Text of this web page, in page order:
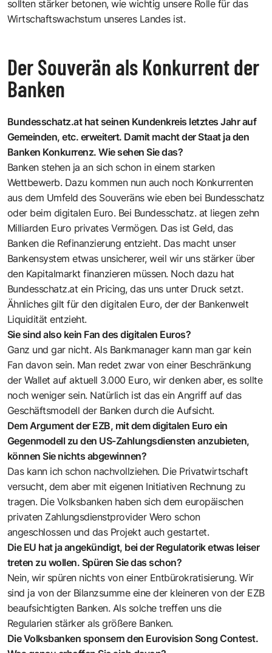
sollten stärker betonen, wie wichtig unsere Rolle für das
Wirtschaftswachstum unseres Landes ist.
Der Souverän als Konkurrent der
Banken
Bundesschatz.at hat seinen Kundenkreis letztes Jahr auf
Gemeinden, etc. erweitert. Damit macht der Staat ja den
Banken Konkurrenz. Wie sehen Sie das?
Banken stehen ja an sich schon in einem starken
Wettbewerb. Dazu kommen nun auch noch Konkurrenten
aus dem Umfeld des Souveräns wie eben bei Bundesschatz
oder beim digitalen Euro. Bei Bundesschatz. at liegen zehn
Milliarden Euro privates Vermögen. Das ist Geld, das
Banken die Refinanzierung entzieht. Das macht unser
Bankensystem etwas unsicherer, weil wir uns stärker über
den Kapitalmarkt finanzieren müssen. Noch dazu hat
Bundesschatz.at ein Pricing, das uns unter Druck setzt.
Ähnliches gilt für den digitalen Euro, der der Bankenwelt
Liqui­dität entzieht.
Sie sind also kein Fan des digitalen Euros?
Ganz und gar nicht. Als Bankmanager kann man gar kein
Fan davon sein. Man redet zwar von einer Beschränkung
der Wallet auf aktuell 3.000 Euro, wir denken aber, es sollte
noch weniger sein. Natürlich ist das ein Angriff auf das
Geschäftsmodell der Banken durch die Aufsicht.
Dem Argument der EZB, mit dem digitalen Euro ein
Gegenmodell zu den US-Zahlungsdiensten anzubieten,
können Sie nichts abgewinnen?
Das kann ich schon nachvollziehen. Die Privatwirtschaft
versucht, dem aber mit eigenen Initiativen Rechnung zu
tragen. Die Volksbanken haben sich dem europäischen
privaten Zahlungsdienstprovider Wero schon
angeschlossen und das Projekt auch gestartet.
Die EU hat ja angekündigt, bei der Regulatorik etwas leiser
treten zu wollen. Spüren Sie das schon?
Nein, wir spüren nichts von einer Entbürokratisierung. Wir
sind ja von der Bilanzsumme eine der kleineren von der EZB
beaufsichtigten Banken. Als solche treffen uns die
Regularien stärker als größere Banken.
Die Volksbanken sponsern den Eurovision Song Contest.